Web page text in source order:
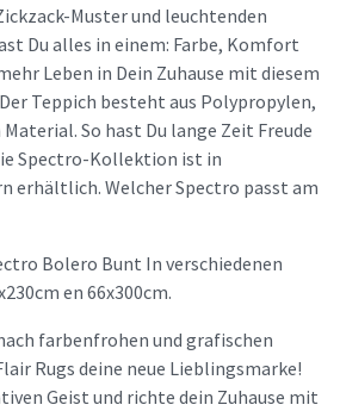
Muster und leuchtenden
Du alles in einem: Farbe, Komfort
Leben in Dein Zuhause mit diesem
Teppich besteht aus Polypropylen,
So hast Du lange Zeit Freude
Spectro-Kollektion ist in
erhältlich. Welcher Spectro passt am
Bolero Bunt In verschiedenen
en 66x300cm.
farbenfrohen und grafischen
Rugs deine neue Lieblingsmarke!
Geist und richte dein Zuhause mit